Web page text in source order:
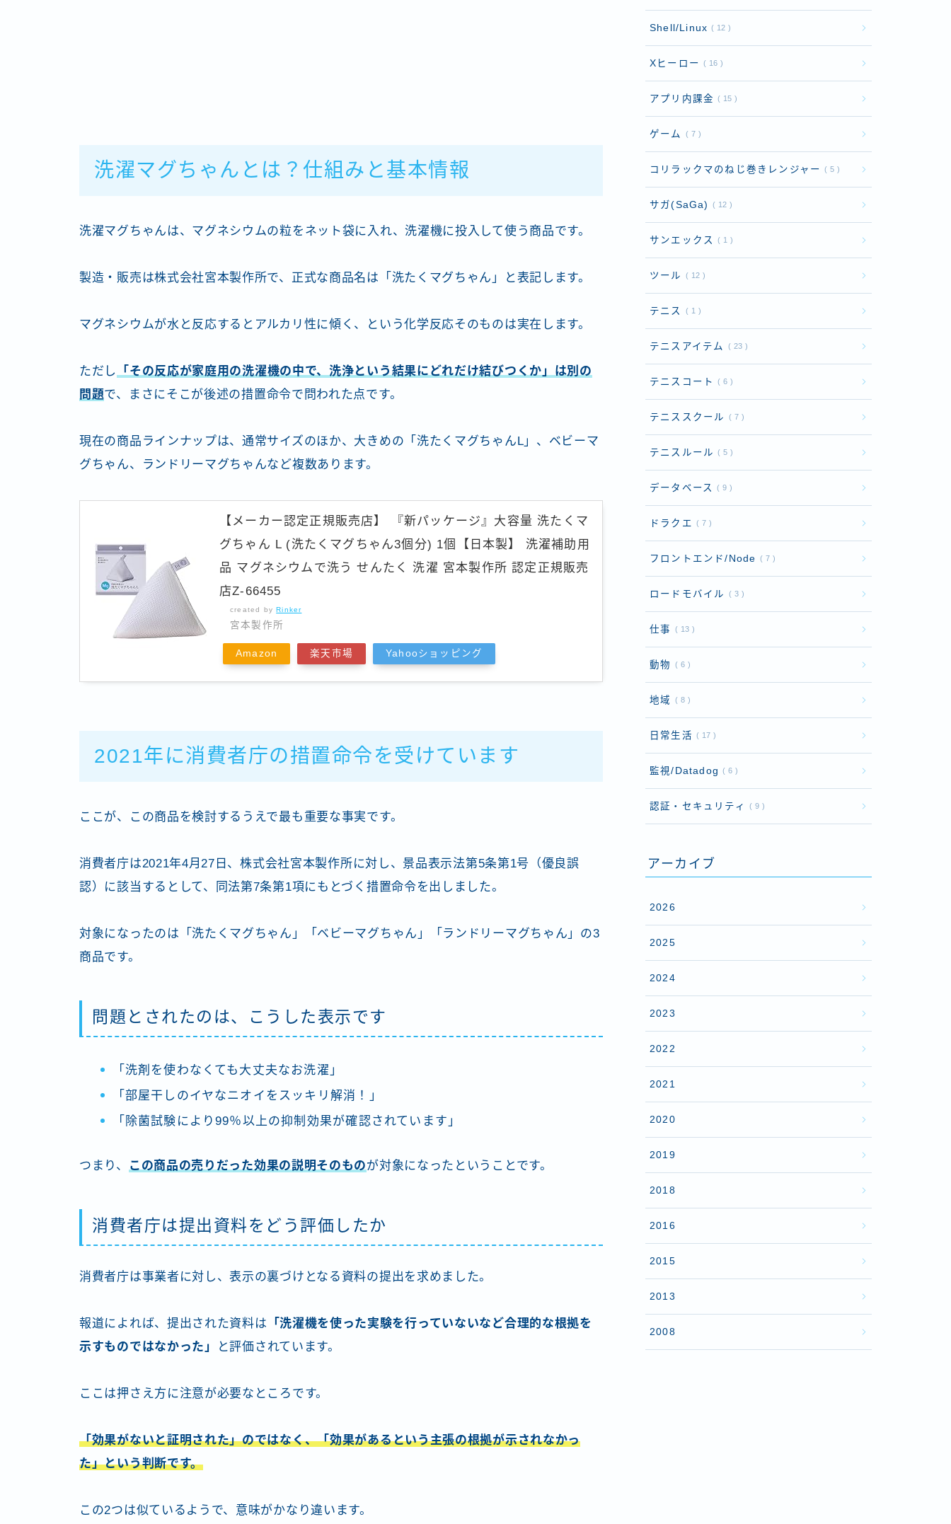
洗濯マグちゃんとは？仕組みと基本情報
洗濯マグちゃんは、マグネシウムの粒をネット袋に入れ、洗濯機に投入して使う商品です。
製造・販売は株式会社宮本製作所で、正式な商品名は「洗たくマグちゃん」と表記します。
マグネシウムが水と反応するとアルカリ性に傾く、という化学反応そのものは実在します。
ただし
「その反応が家庭用の洗濯機の中で、洗浄という結果にどれだけ結びつくか」は別の
問題で、まさにそこが後述の措置命令で問われた点です。
現在の商品ラインナップは、通常サイズのほか、大きめの「洗たくマグちゃんL」、ベビーマ
グちゃん、ランドリーマグちゃんなど複数あります。
【メーカー認定正規販売店】 『新パッケージ』大容量 洗たくマ
グちゃん L (洗たくマグちゃん3個分) 1個【日本製】 洗濯補助用
品 マグネシウムで洗う せんたく 洗濯 宮本製作所 認定正規販売
店Z-66455
created byRinker
宮本製作所
Amazon 楽天市場 Yahooショッピング
2021年に消費者庁の措置命令を受けています
ここが、この商品を検討するうえで最も重要な事実です。
消費者庁は2021年4月27日、株式会社宮本製作所に対し、景品表示法第5条第1号（優良誤
認）に該当するとして、同法第7条第1項にもとづく措置命令を出しました。
対象になったのは「洗たくマグちゃん」「ベビーマグちゃん」「ランドリーマグちゃん」の3
商品です。
問題とされたのは、こうした表示です
「洗剤を使わなくても大丈夫なお洗濯」
「部屋干しのイヤなニオイをスッキリ解消！」
「除菌試験により99％以上の抑制効果が確認されています」
つまり、 この商品の売りだった効果の説明そのものが対象になったということです。
消費者庁は提出資料をどう評価したか
消費者庁は事業者に対し、表示の裏づけとなる資料の提出を求めました。
報道によれば、提出された資料は 「洗濯機を使った実験を行っていないなど合理的な根拠を
示すものではなかった」
と評価されています。
ここは押さえ方に注意が必要なところです。
「効果がないと証明された」のではなく、「効果があるという主張の根拠が示されなかっ
た」という判断です。
この2つは似ているようで、意味がかなり違います。
Shell/Linux 12
Xヒーロー 16
アプリ内課金 15
ゲーム 7
コリラックマのねじ巻きレンジャー 5
サガ(SaGa) 12
サンエックス 1
ツール 12
テニス 1
テニスアイテム 23
テニスコート 6
テニススクール 7
テニスルール 5
データベース 9
ドラクエ 7
フロントエンド/Node 7
ロードモバイル 3
仕事 13
動物 6
地域 8
日常生活 17
監視/Datadog 6
認証・セキュリティ 9
アーカイブ
2026
2025
2024
2023
2022
2021
2020
2019
2018
2016
2015
2013
2008